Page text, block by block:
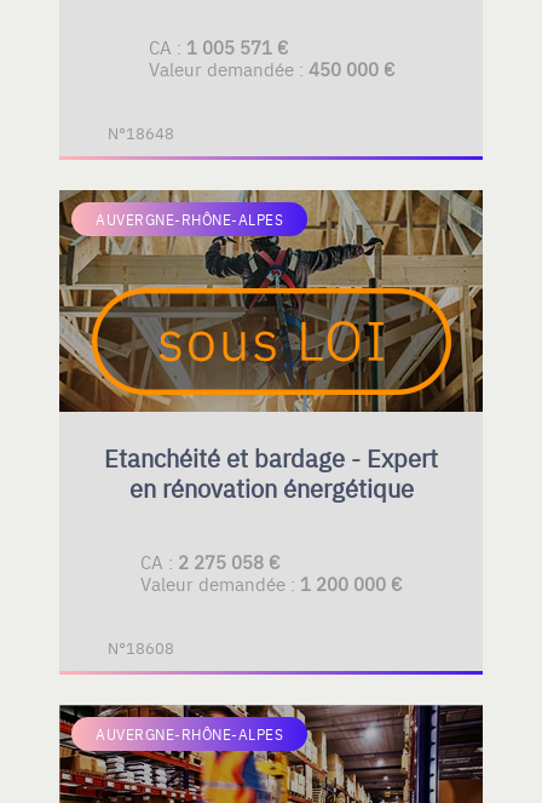
CA : 1 005 571 €
Valeur demandée : 450 000 €
N°18648
AUVERGNE-RHÔNE-ALPES
Etanchéité et bardage - Expert
en rénovation énergétique
CA : 2 275 058 €
Valeur demandée : 1 200 000 €
N°18608
AUVERGNE-RHÔNE-ALPES